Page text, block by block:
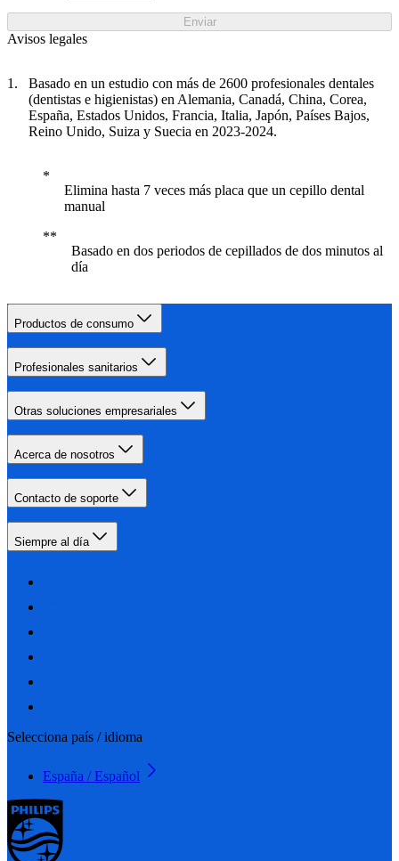
Enviar
Avisos legales
Basado en un estudio con más de 2600 profesionales dentales
(dentistas e higienistas) en Alemania, Canadá, China, Corea,
España, Estados Unidos, Francia, Italia, Japón, Países Bajos,
Reino Unido, Suiza y Suecia en 2023-2024.
Elimina hasta 7 veces más placa que un cepillo dental
manual
Basado en dos periodos de cepillados de dos minutos al
día
Productos de consumo
Profesionales sanitarios
Otras soluciones empresariales
Acerca de nosotros
Contacto de soporte
Siempre al día
Selecciona país / idioma
España / Español